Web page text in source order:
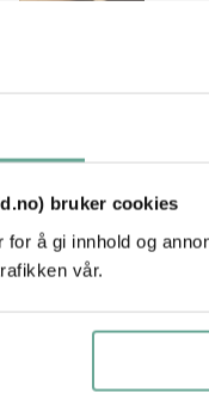
bruker cookies
å gi innhold og
vår.
fordi de er
er de laget av
fra Berg er
direkte i
vannet. Bløtlegg